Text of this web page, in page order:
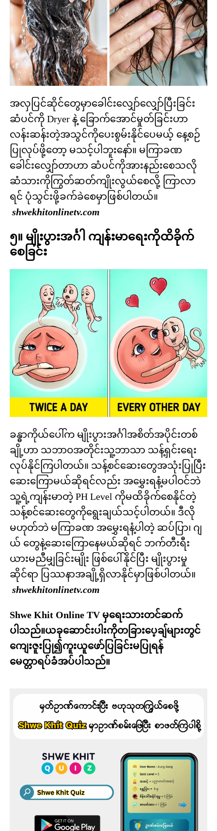
အလှပြင်ဆိုင်တွေမှာခေါင်းလျှော်လျှော်ပြီးခြင်း
ဆံပင်ကို Dryer နဲ့ ခြောက်အောင်မှုတ်ခြင်းဟာ
လန်းဆန်းတဲ့အသွင်ကိုပေးစွမ်းနိုင်ပေမယ့် နေ့စဉ်
ပြုလုပ်ဖို့တော့ မသင့်ပါဘူးနော်။ မကြာခဏ
ခေါင်းလျှော်တာဟာ ဆံပင်ကိုအားနည်းစေသလို
ဆံသားကိုကြွတ်ဆတ်ကျိုးလွယ်စေလို့ ကြာလာ
ရင် ပုံသွင်းဖို့ခက်ခဲစေမှာဖြစ်ပါတယ်။
shwekhitonlinetv.com
၅။ မျိုးပွားအင်္ဂါ ကျန်းမာရေးကိုထိခိုက်
စေခြင်း
ခန္ဓာကိုယ်ပေါ်က မျိုးပွားအင်္ဂါအစိတ်အပိုင်းတစ်
ချို့ဟာ သဘာဝအတိုင်းသူ့ဘာသာ သန့်ရှင်းရေး
လုပ်နိုင်ကြပါတယ်။ သန့်စင်ဆေးတွေအသုံးပြုပြီး
ဆေးကြောမယ်ဆိုရင်လည်း အမွှေးရနံ့မပါဝင်ဘဲ
သူ့ရဲ့ကျန်းမာတဲ့ PH Level ကိုမထိခိုက်စေနိုင်တဲ့
သန့်စင်ဆေးတွေကိုရွေးချယ်သင့်ပါတယ်။ ဒီလို
မဟုတ်ဘဲ မကြာခဏ အမွှေးရနံ့ပါတဲ့ ဆပ်ပြာ၊ ဂျ
ယ် တွေနဲ့ဆေးကြောနေမယ်ဆိုရင် ဘက်တီးရီး
ယားမညီမျှခြင်းမျိုး ဖြစ်ပေါ်နိုင်ပြီး မျိုးပွားမှု
ဆိုင်ရာ ပြဿနာအချို့ရှိလာနိုင်မှာဖြစ်ပါတယ်။
shwekhitonlinetv.com
Shwe Khit Online TV မှရေးသားတင်ဆက်
ပါသည်။ယခုဆောင်းပါးကိုတခြားပေ့ချ်များတွင်
ကျေးဇူးပြု၍ကူးယူဖော်ပြခြင်းမပြုရန်
မေတ္တာရပ်ခံအပ်ပါသည်။